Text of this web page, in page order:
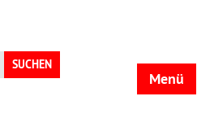
Suchen
nach:
Menü